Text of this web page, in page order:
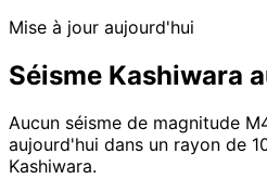
Mise à jour aujourd'hui
Séisme Kashiwara
Aucun séisme de magnitude
aujourd'hui dans un rayon de
Kashiwara.